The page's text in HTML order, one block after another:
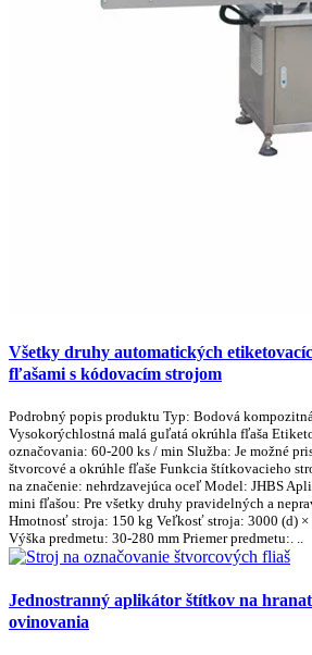
Všetky druhy automatických
fľašami s kódovacím strojom
Podrobný popis produktu Typ: Bodová
Vysokorýchlostná malá guľatá okrúhla fľaša
označovania: 60-200 ks / min Služba: Je možné
štvorcové a okrúhle fľaše Funkcia štítkovacieho
na značenie: nehrdzavejúca oceľ Model: JHBS
mini fľašou: Pre všetky druhy pravidelných a
Hmotnosť stroja: 150 kg Veľkosť stroja: 3000 (d) ×
Výška predmetu: 30-280 mm Priemer predmetu:. ..
Jednostranný aplikátor štítkov na
ovinovania